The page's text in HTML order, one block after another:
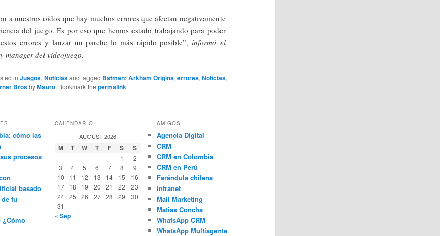
a nuestros oídos que hay muchos errores que afectan negativamente
del juego. Es por eso que hemos estado trabajando para poder
errores y lanzar un parche lo más rápido posible”, informó el
manager del videojuego.
inJuegos,Noticiasand tagged Batman: Arkham Origins,errores,Noticias,
BrosbyMauro. Bookmark thepermalink.
cómo las
procesos
basado
tu
¿Cómo
CALENDARIO
AUGUST 2026
M T W T F S S
1
2
3
4 5 6 7 8
9
10
11 12 13 14 15
16
17
18 19 20 21 22
23
24
25 26 27 28 29
30
31
« Sep
AMIGOS
Agencia Digital
CRM
CRM en Colombia
CRM en Perú
Farándula chilena
Intranet
Mail Marketing
Matias Concha
WhatsApp CRM
WhatsApp Multiagente